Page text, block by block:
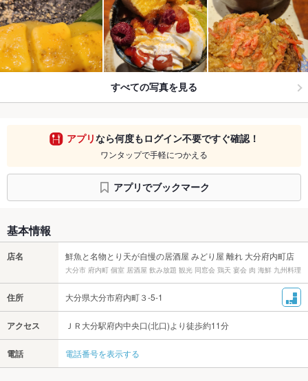
すべての写真を見る
アプリなら何度もログイン不要ですぐ確認！
ワンタップで手軽につかえる
アプリでブックマーク
基本情報
店名 鮮魚と名物とり天が自慢の居酒屋 みどり屋 離れ 大分府内町店
大分市 府内町 個室 居酒屋 飲み放題 観光 同窓会 鶏天 宴会 肉 海鮮 九州料理
住所 大分県大分市府内町３-5-1
アクセス ＪＲ大分駅府内中央口(北口)より徒歩約11分
電話 電話番号を表示する